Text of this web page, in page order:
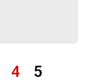
4 5